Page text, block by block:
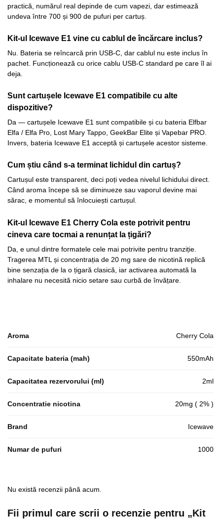
practică, numărul real depinde de cum vapezi, dar estimează
undeva între 700 și 900 de pufuri per cartuș.
Kit-ul Icewave E1 vine cu cablul de încărcare inclus?
Nu. Bateria se reîncarcă prin USB-C, dar cablul nu este inclus în
pachet. Funcționează cu orice cablu USB-C standard pe care îl ai
deja.
Sunt cartușele Icewave E1 compatibile cu alte
dispozitive?
Da — cartușele Icewave E1 sunt compatibile și cu bateria Elfbar
Elfa / Elfa Pro, Lost Mary Tappo, GeekBar Elite și Vapebar PRO.
Invers, bateria Icewave E1 acceptă și cartușele acestor sisteme.
Cum știu când s-a terminat lichidul din cartuș?
Cartușul este transparent, deci poți vedea nivelul lichidului direct.
Când aroma începe să se diminueze sau vaporul devine mai
sărac, e momentul să înlocuiești cartușul.
Kit-ul Icewave E1 Cherry Cola este potrivit pentru
cineva care tocmai a renunțat la țigări?
Da, e unul dintre formatele cele mai potrivite pentru tranziție.
Tragerea MTL și concentrația de 20 mg sare de nicotină replică
bine senzația de la o țigară clasică, iar activarea automată la
inhalare nu necesită nicio setare sau curbă de învățare.
Aroma Cherry Cola
Capacitate bateria (mah) 550mAh
Capacitatea rezervorului (ml) 2ml
Concentratie nicotina 20mg ( 2% )
Brand Icewave
Numar de pufuri 1000
Nu există recenzii până acum.
Fii primul care scrii o recenzie pentru „Kit